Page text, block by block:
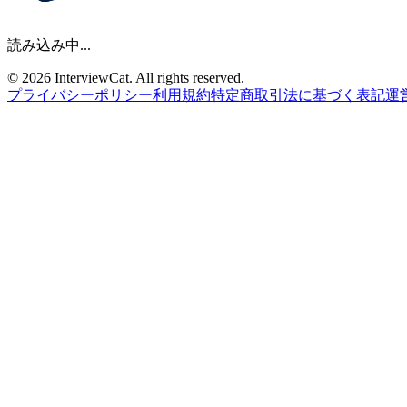
読み込み中...
© 2026 InterviewCat. All rights reserved.
プライバシーポリシー利用規約特定商取引法に基づく表記運